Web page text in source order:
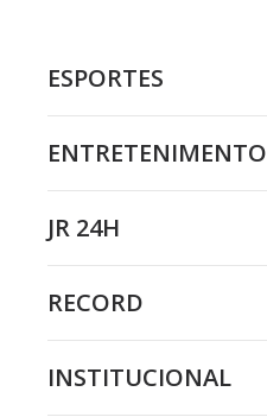
ESPORTES
ENTRETENIMENTO
JR 24H
RECORD
INSTITUCIONAL